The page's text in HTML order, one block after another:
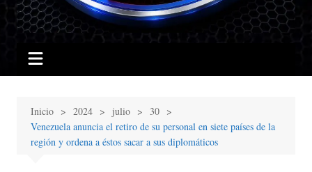
Inicio 2024 julio
30
Venezuela anuncia el retiro de su personal en siete países de la
región y ordena a éstos sacar a sus diplomáticos